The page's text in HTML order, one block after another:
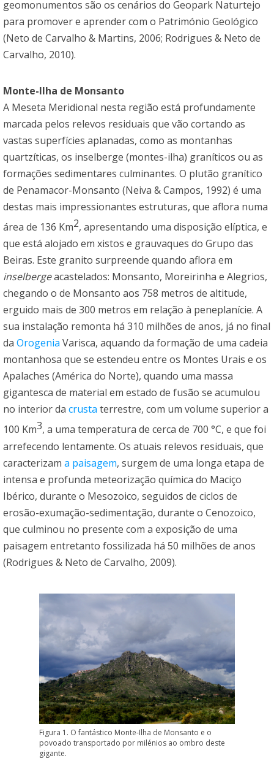
geomonumentos são os cenários do Geopark Naturtejo
para promover e aprender com o Património Geológico
(Neto de Carvalho & Martins, 2006; Rodrigues & Neto de
Carvalho, 2010).
Monte-Ilha de Monsanto
A Meseta Meridional nesta região está profundamente
marcada pelos relevos residuais que vão cortando as
vastas superfícies aplanadas, como as montanhas
quartzíticas, os inselberge (montes-ilha) graníticos ou as
formações sedimentares culminantes. O plutão granítico
de Penamacor-Monsanto (Neiva & Campos, 1992) é uma
destas mais impressionantes estruturas, que aflora numa
área de 136 Km2, apresentando uma disposição elíptica, e
que está alojado em xistos e grauvaques do Grupo das
Beiras. Este granito surpreende quando aflora em
inselbergeacastelados: Monsanto, Moreirinha e Alegrios,
chegando o de Monsanto aos 758 metros de altitude,
erguido mais de 300 metros em relação à peneplanície. A
sua instalação remonta há 310 milhões de anos, já no final
da Orogenia Varisca, aquando da formação de uma cadeia
montanhosa que se estendeu entre os Montes Urais e os
Apalaches (América do Norte), quando uma massa
gigantesca de material em estado de fusão se acumulou
no interior da crusta terrestre, com um volume superior a
100 Km3, a uma temperatura de cerca de 700 °C, e que foi
arrefecendo lentamente. Os atuais relevos residuais, que
caracterizam a paisagem, surgem de uma longa etapa de
intensa e profunda meteorização química do Maciço
Ibérico, durante o Mesozoico, seguidos de ciclos de
erosão-exumação-sedimentação, durante o Cenozoico,
que culminou no presente com a exposição de uma
paisagem entretanto fossilizada há 50 milhões de anos
(Rodrigues & Neto de Carvalho, 2009).
Figura 1. O fantástico Monte-Ilha de Monsanto e o
povoado transportado por milénios ao ombro deste
gigante.